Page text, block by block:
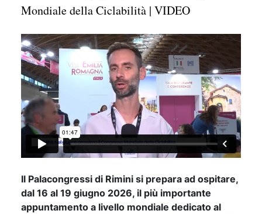
Mondiale della Ciclabilità | VIDEO
Il Palacongressi di Rimini si prepara ad ospitare,
dal 16 al 19 giugno 2026, il più importante
appuntamento a livello mondiale dedicato al